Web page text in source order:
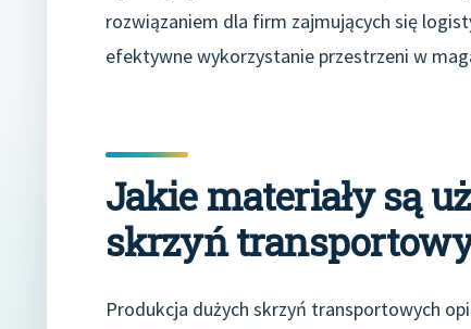
rozwiązaniem dla firm zajmujących się
efektywne wykorzystanie przestrzeni w
Jakie materiały są
skrzyń
Produkcja dużych skrzyń transportowych